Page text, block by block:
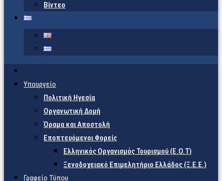
Βίντεο
Υπουργείο
Πολιτική Ηγεσία
Οργανωτική Δομή
Όραμα και Αποστολή
Εποπτευόμενοι Φορείς
Eλληνικός Οργανισμός Τουρισμού (Ε.Ο.Τ)
Ξενοδοχειακό Επιμελητήριο Ελλάδος (Ξ.Ε.Ε.)
Γραφείο Τύπου